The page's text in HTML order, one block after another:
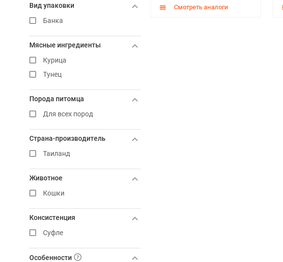
Вид упаковки
Банка
Мясные ингредиенты
Курица
Тунец
Порода питомца
Для всех пород
Страна-производитель
Таиланд
Животное
Кошки
Консистенция
Суфле
Особенности
Смотреть аналоги